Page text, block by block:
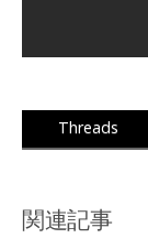
Threads
関連記事